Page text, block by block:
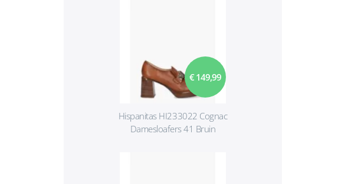
€ 149,99
Hispanitas HI233022 Cognac
Damesloafers 41 Bruin